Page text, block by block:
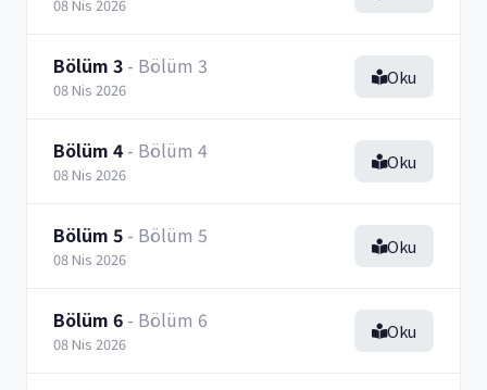
08 Nis 2026
Bölüm 3 - Bölüm 3
08 Nis 2026
Oku
Bölüm 4 - Bölüm 4
08 Nis 2026
Oku
Bölüm 5 - Bölüm 5
08 Nis 2026
Oku
Bölüm 6 - Bölüm 6
08 Nis 2026
Oku